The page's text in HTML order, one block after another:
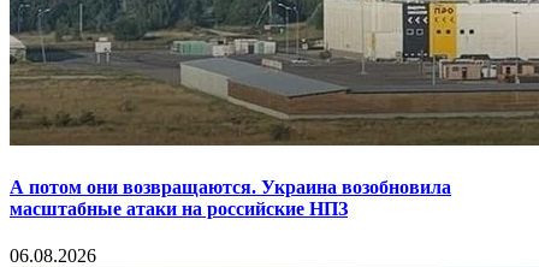
А потом они возвращаются. Украина возобновила
масштабные атаки на российские НПЗ
06.08.2026